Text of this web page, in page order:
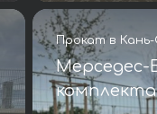
Прокат в
Мерседес-